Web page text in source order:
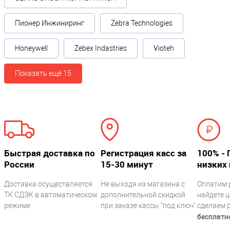
Основная камера
Разрешение основной камеры, Мп
0.3
ОС
Android 10
Внутренняя память
Объем памяти
8Gb
Пионер Инжиниринг Zebra Technologies
Honeywell Zebex Indastries Vioteh
Показать ещё 15
Быстрая доставка по
России
Доставка осуществляется
ТК СДЭК в автоматическом
режиме
Регистрация касс за
15-30 минут
Не выходя из магазина с
дополнительной скидкой
при заказе кассы "под ключ"
100% -
низких
Оплатим
найдете
сделаем